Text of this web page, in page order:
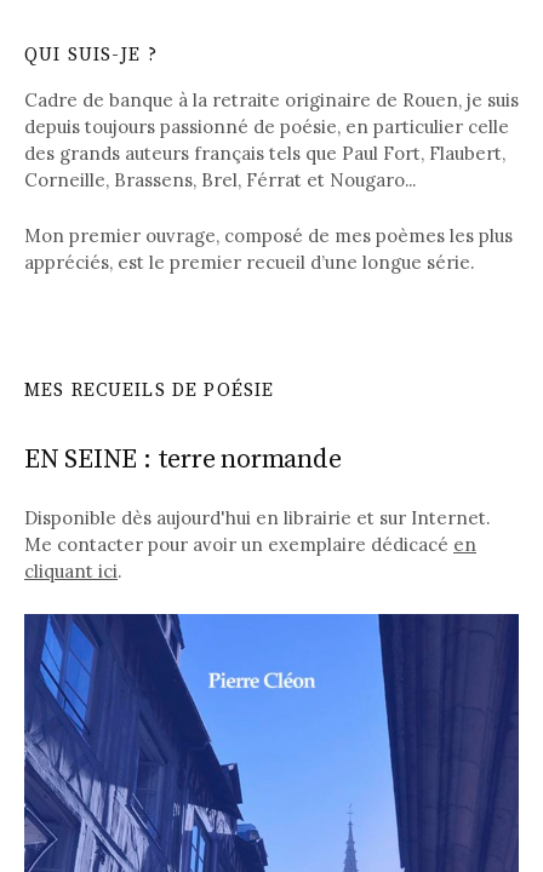
QUI SUIS-JE ?
Cadre de banque à la retraite originaire de Rouen, je suis
depuis toujours passionné de poésie, en particulier celle
des grands auteurs français tels que Paul Fort, Flaubert,
Corneille, Brassens, Brel, Férrat et Nougaro...
Mon premier ouvrage, composé de mes poèmes les plus
appréciés, est le premier recueil d’une longue série.
MES RECUEILS DE POÉSIE
EN SEINE : terre normande
Disponible dès aujourd'hui en librairie et sur Internet.
Me contacter pour avoir un exemplaire dédicacé en
cliquant ici.